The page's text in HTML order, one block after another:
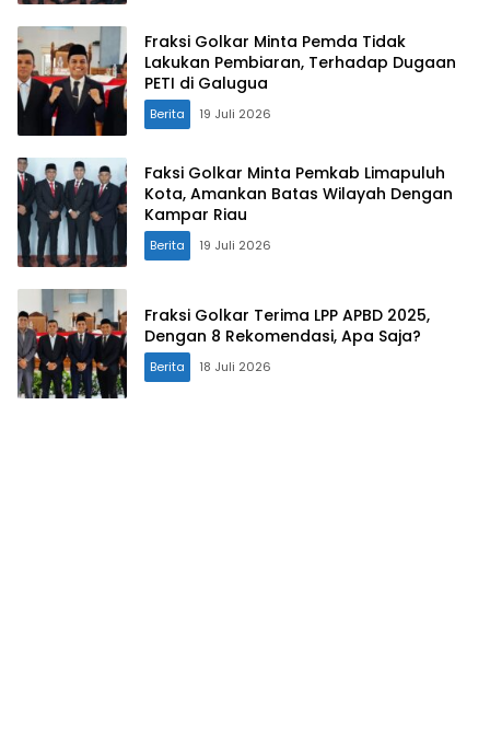
Fraksi Golkar Minta Pemda Tidak
Lakukan Pembiaran, Terhadap Dugaan
PETI di Galugua
Berita 19 Juli 2026
Faksi Golkar Minta Pemkab Limapuluh
Kota, Amankan Batas Wilayah Dengan
Kampar Riau
Berita 19 Juli 2026
Fraksi Golkar Terima LPP APBD 2025,
Dengan 8 Rekomendasi, Apa Saja?
Berita 18 Juli 2026